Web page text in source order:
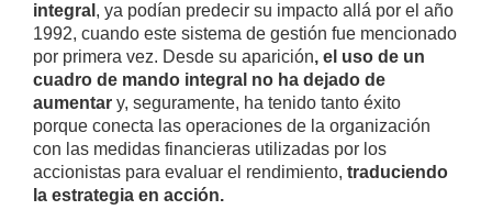
integral , ya podían predecir su impacto allá por el año
1992, cuando este sistema de gestión fue mencionado
por primera vez. Desde su aparición, el uso de un
cuadro de mando integral no ha dejado de
aumentar y, seguramente, ha tenido tanto éxito
porque conecta las operaciones de la organización
con las medidas financieras utilizadas por los
accionistas para evaluar el rendimiento, traduciendo
la estrategia en acción.